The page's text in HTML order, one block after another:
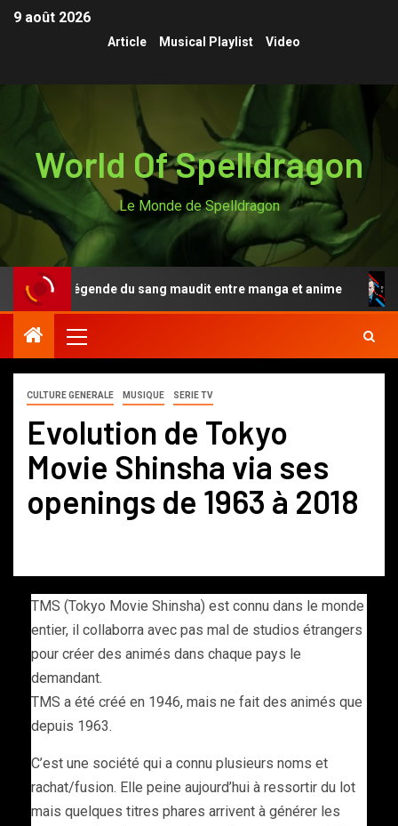
9 août 2026
Article Musical Playlist Video
World Of Spelldragon
Le Monde de Spelldragon
Anki, la légende du sang maudit entre manga et anime
CULTURE GENERALE MUSIQUE SERIE TV
Evolution de Tokyo
Movie Shinsha via ses
openings de 1963 à 2018
TMS (Tokyo Movie Shinsha) est connu dans le monde
entier, il collaborra avec pas mal de studios étrangers
pour créer des animés dans chaque pays le
demandant.
TMS a été créé en 1946, mais ne fait des animés que
depuis 1963.
C’est une société qui a connu plusieurs noms et
rachat/fusion. Elle peine aujourd’hui à ressortir du lot
mais quelques titres phares arrivent à générer les